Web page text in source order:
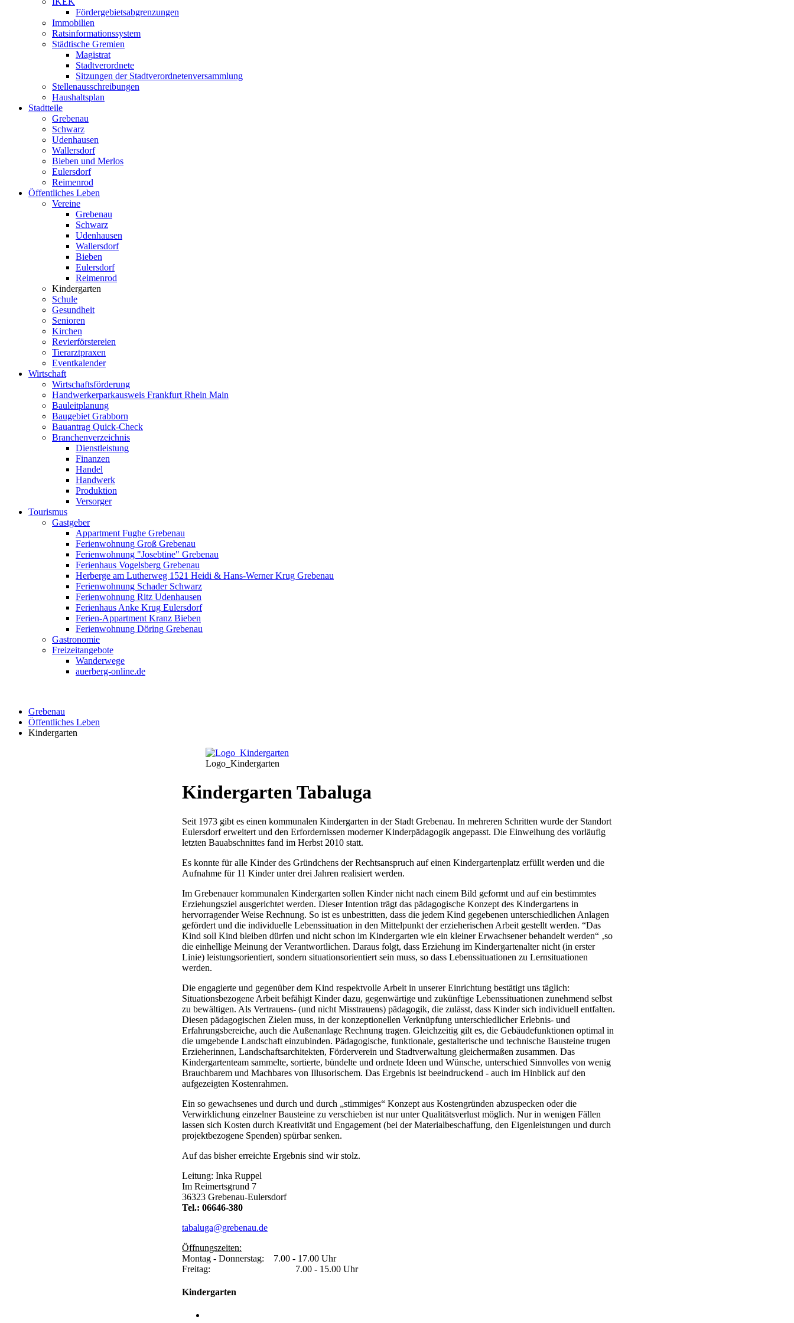
Fördergebietsabgrenzungen
Immobilien
Ratsinformationssystem
Städtische Gremien
Magistrat
Stadtverordnete
Sitzungen der Stadtverordnetenversammlung
Stellenausschreibungen
Haushaltsplan
Stadtteile
Grebenau
Schwarz
Udenhausen
Wallersdorf
Bieben und Merlos
Eulersdorf
Reimenrod
Öffentliches Leben
Vereine
Grebenau
Schwarz
Udenhausen
Wallersdorf
Bieben
Eulersdorf
Reimenrod
Kindergarten
Schule
Gesundheit
Senioren
Kirchen
Revierförstereien
Tierarztpraxen
Eventkalender
Wirtschaft
Wirtschaftsförderung
Handwerkerparkausweis Frankfurt Rhein Main
Bauleitplanung
Baugebiet Grabborn
Bauantrag Quick-Check
Branchenverzeichnis
Dienstleistung
Finanzen
Handel
Handwerk
Produktion
Versorger
Tourismus
Gastgeber
Appartment Fughe Grebenau
Ferienwohnung Groß Grebenau
Ferienwohnung "Josebtine" Grebenau
Ferienhaus Vogelsberg Grebenau
Herberge am Lutherweg 1521 Heidi & Hans-Werner Krug Grebenau
Ferienwohnung Schader Schwarz
Ferienwohnung Ritz Udenhausen
Ferienhaus Anke Krug Eulersdorf
Ferien-Appartment Kranz Bieben
Ferienwohnung Döring Grebenau
Gastronomie
Freizeitangebote
Wanderwege
auerberg-online.de
Grebenau
Öffentliches Leben
Kindergarten
Logo_Kindergarten
Kindergarten Tabaluga
Seit 1973 gibt es einen kommunalen Kindergarten in der Stadt Grebenau. In mehreren Schritten wurde der Standort
Eulersdorf erweitert und den Erfordernissen moderner Kinderpädagogik angepasst. Die Einweihung des vorläufig
letzten Bauabschnittes fand im Herbst 2010 statt.
Es konnte für alle Kinder des Gründchens der Rechtsanspruch auf einen Kindergartenplatz erfüllt werden und die
Aufnahme für 11 Kinder unter drei Jahren realisiert werden.
Im Grebenauer kommunalen Kindergarten sollen Kinder nicht nach einem Bild geformt und auf ein bestimmtes
Erziehungsziel ausgerichtet werden. Dieser Intention trägt das pädagogische Konzept des Kindergartens in
hervorragender Weise Rechnung. So ist es unbestritten, dass die jedem Kind gegebenen unterschiedlichen Anlagen
gefördert und die individuelle Lebenssituation in den Mittelpunkt der erzieherischen Arbeit gestellt werden. “Das
Kind soll Kind bleiben dürfen und nicht schon im Kindergarten wie ein kleiner Erwachsener behandelt werden“ ‚so
die einhellige Meinung der Verantwortlichen. Daraus folgt, dass Erziehung im Kindergartenalter nicht (in erster
Linie) leistungsorientiert, sondern situationsorientiert sein muss, so dass Lebenssituationen zu Lernsituationen
werden.
Die engagierte und gegenüber dem Kind respektvolle Arbeit in unserer Einrichtung bestätigt uns täglich:
Situationsbezogene Arbeit befähigt Kinder dazu, gegenwärtige und zukünftige Lebenssituationen zunehmend selbst
zu bewältigen. Als Vertrauens- (und nicht Misstrauens) pädagogik, die zulässt, dass Kinder sich individuell entfalten.
Diesen pädagogischen Zielen muss, in der konzeptionellen Verknüpfung unterschiedlicher Erlebnis- und
Erfahrungsbereiche, auch die Außenanlage Rechnung tragen. Gleichzeitig gilt es, die Gebäudefunktionen optimal in
die umgebende Landschaft einzubinden. Pädagogische, funktionale, gestalterische und technische Bausteine trugen
Erzieherinnen, Landschaftsarchitekten, Förderverein und Stadtverwaltung gleichermaßen zusammen. Das
Kindergartenteam sammelte, sortierte, bündelte und ordnete Ideen und Wünsche, unterschied Sinnvolles von wenig
Brauchbarem und Machbares von Illusorischem. Das Ergebnis ist beeindruckend - auch im Hinblick auf den
aufgezeigten Kostenrahmen.
Ein so gewachsenes und durch und durch „stimmiges“ Konzept aus Kostengründen abzuspecken oder die
Verwirklichung einzelner Bausteine zu verschieben ist nur unter Qualitätsverlust möglich. Nur in wenigen Fällen
lassen sich Kosten durch Kreativität und Engagement (bei der Materialbeschaffung, den Eigenleistungen und durch
projektbezogene Spenden) spürbar senken.
Auf das bisher erreichte Ergebnis sind wir stolz.
Leitung: Inka Ruppel
Im Reimertsgrund 7
36323 Grebenau-Eulersdorf
Tel.: 06646-380
tabaluga@grebenau.de
Öffnungszeiten:
Montag - Donnerstag: 7.00 - 17.00 Uhr
Freitag: 7.00 - 15.00 Uhr
Kindergarten